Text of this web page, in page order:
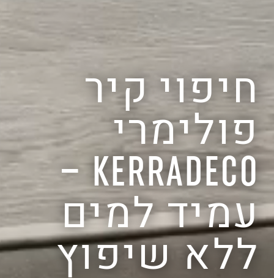
חיפוי קיר
פולימרי
KERRADECO –
עמיד למים
ללא שיפוץ